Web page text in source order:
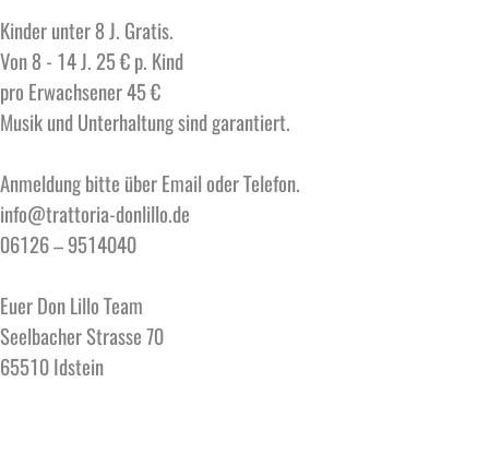
Kinder unter 8 J. Gratis.
Von 8 - 14 J. 25 € p. Kind
pro Erwachsener 45 €
Musik und Unterhaltung sind garantiert.
Anmeldung bitte über Email oder Telefon.
info@trattoria-donlillo.de
06126 – 9514040
Euer Don Lillo Team
Seelbacher Strasse 70
65510 Idstein